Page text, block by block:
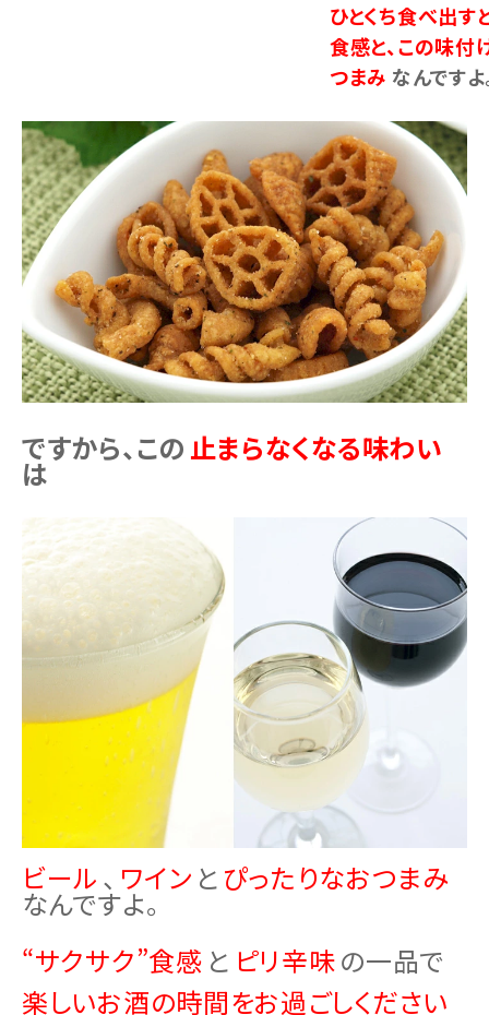
ひとくち食べ出す
食感と、この味付
つまみ なんですよ
ですから、この 止まらなくなる味わい
は
ビール 、 ワイン と ぴったりなおつまみ
なんですよ。
“サクサク”食感 と ピリ辛味の一品で
楽しいお酒の時間をお過ごしください